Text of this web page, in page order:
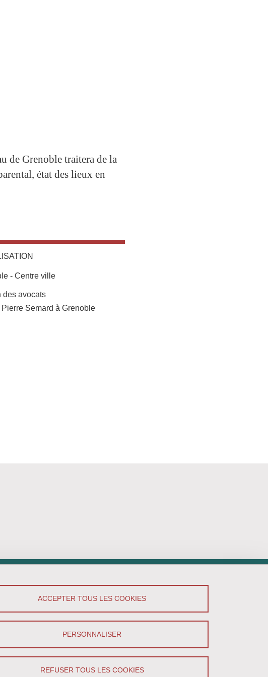
de Grenoble traitera de la
état des lieux en
- Centre ville
lieu
des avocats
Semard à Grenoble
ACCEPTER TOUS LES COOKIES
REFUSER TOUS LES COOKIES
PERSONNALISER